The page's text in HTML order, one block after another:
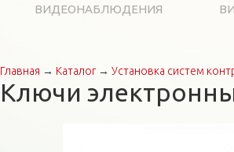
ВИДЕОНАБЛЮДЕНИЯ
Вы здесь
Главная → Каталог→ Установка систем
Ключи